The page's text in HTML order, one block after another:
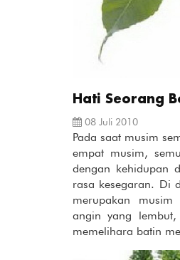
Hati Seorang
08 Juli 2010
Pada saat musim
empat musim,
dengan kehidupan
rasa kesegaran. Di
merupakan
angin yang
memelihara batin